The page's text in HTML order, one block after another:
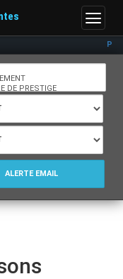
Portail
Menu
ALERTE EMAIL